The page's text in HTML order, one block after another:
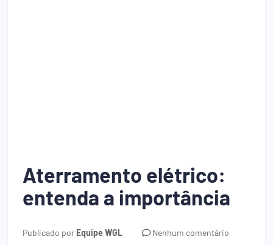
Aterramento elétrico:
entenda a importância
Publicado por Equipe WGL Nenhum comentário